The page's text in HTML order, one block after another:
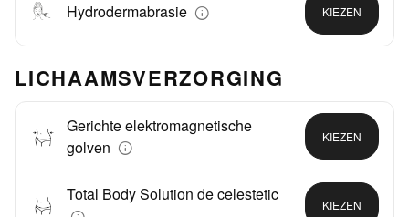
Hydrodermabrasie KIEZEN
LICHAAMSVERZORGING
Gerichte elektromagnetische
golven
KIEZEN
Total Body Solution de celestetic
KIEZEN